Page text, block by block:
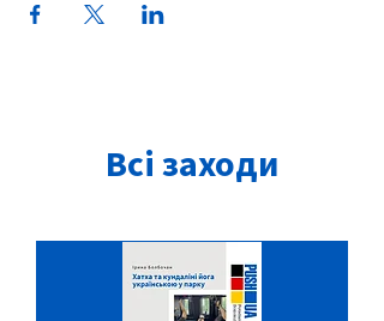
Всі заходи